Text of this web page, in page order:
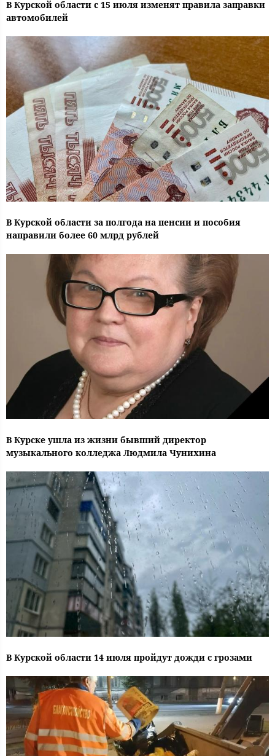
В Курской области с 15 июля изменят правила заправки
автомобилей
В Курской области за полгода на пенсии и пособия
направили более 60 млрд рублей
В Курске ушла из жизни бывший директор
музыкального колледжа Людмила Чунихина
В Курской области 14 июля пройдут дожди с грозами